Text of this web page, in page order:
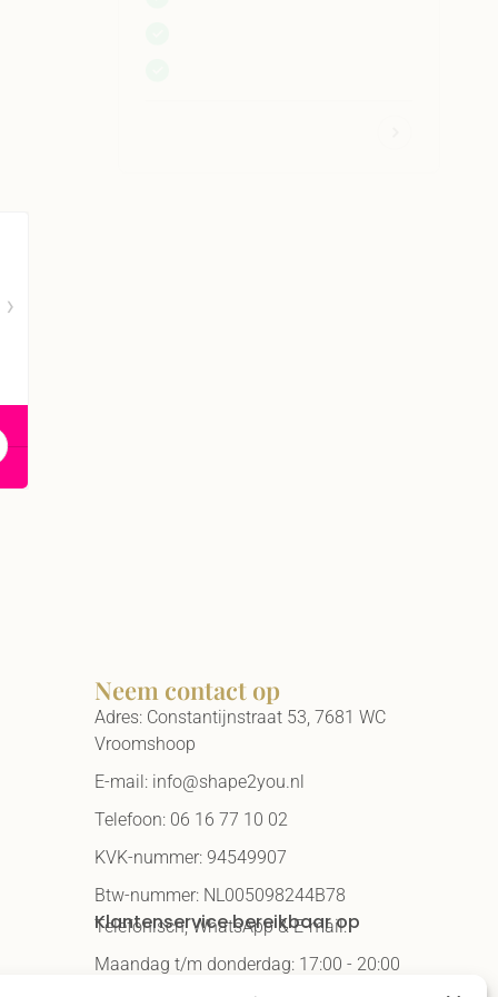
Neem contact op
Adres: Constantijnstraat 53, 7681 WC
Vroomshoop
E-mail: info@shape2you.nl
Telefoon: 06 16 77 10 02
KVK-nummer: 94549907
Btw-nummer: NL005098244B78
Klantenservice bereikbaar op
Telefonisch, WhatsApp & E-mail:
Maandag t/m donderdag: 17:00 - 20:00